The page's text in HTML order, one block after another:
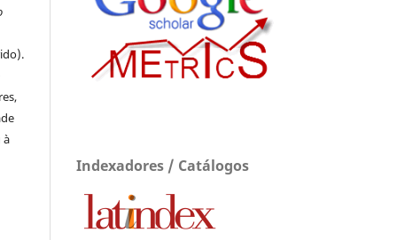
à
Indexadores / Catálogos